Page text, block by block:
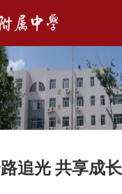
追光 共享成长